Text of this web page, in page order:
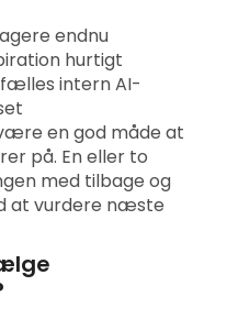
endnu
hurtigt
intern AI-
en god måde at
på. En eller to
med tilbage og
at vurdere næste